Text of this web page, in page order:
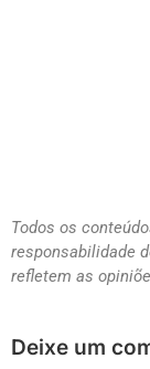
Todos os
responsabilidade
refletem as
Deixe um